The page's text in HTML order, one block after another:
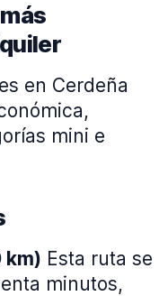
en Cerdeña
mini e
km) Esta ruta se
minutos,